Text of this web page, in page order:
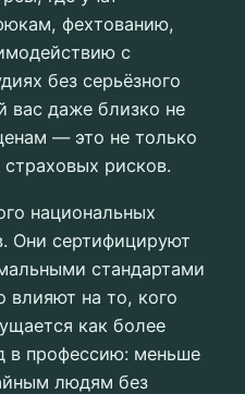
фехтованию,
с
без серьёзного
вас даже близко не
— это не только
рисков.
национальных
Они сертифицируют
стандартами
влияют на то, кого
как более
в профессию: меньше
людям без